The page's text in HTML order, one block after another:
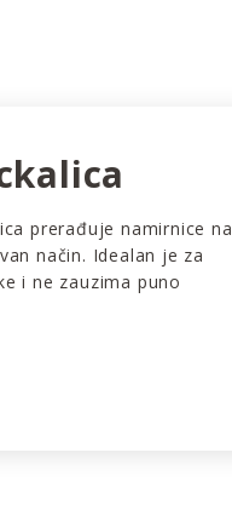
prerađuje namirnice na
način. Idealan je za
i ne zauzima puno